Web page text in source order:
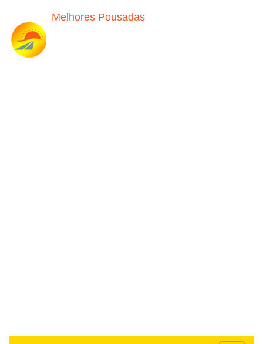
Melhores Pousadas